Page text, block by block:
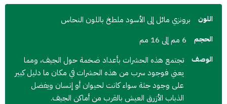
اللون برونزي مائل إلى الأسود ملطخ باللون النحاس
الحجم 6 مم إلى 16 مم
الوصف
تجتمع هذه الحشرات بأعداد ضخمة حول الجيف، ومما
يعني فوجود سرب من هذه الحشرات في مكان ما دليل كبير
على وجود جثة سواء كانت لحيوان أو إنسان ويفضل
الذباب الأزرق العيش بالقرب من أماكن الجيف.